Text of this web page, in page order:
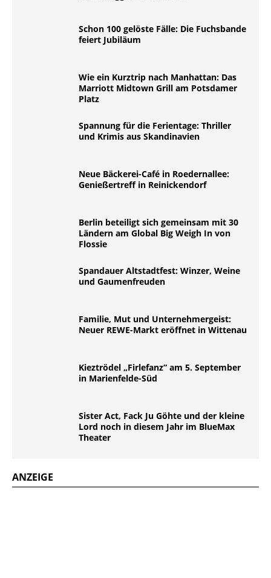
Schon 100 gelöste Fälle: Die Fuchsbande
feiert Jubiläum
Wie ein Kurztrip nach Manhattan: Das
Marriott Midtown Grill am Potsdamer
Platz
Spannung für die Ferientage: Thriller
und Krimis aus Skandinavien
Neue Bäckerei-Café in Roedernallee:
Genießertreff in Reinickendorf
Berlin beteiligt sich gemeinsam mit 30
Ländern am Global Big Weigh In von
Flossie
Spandauer Altstadtfest: Winzer, Weine
und Gaumenfreuden
Familie, Mut und Unternehmergeist:
Neuer REWE-Markt eröffnet in Wittenau
Kieztrödel „Firlefanz“ am 5. September
in Marienfelde-Süd
Sister Act, Fack Ju Göhte und der kleine
Lord noch in diesem Jahr im BlueMax
Theater
ANZEIGE